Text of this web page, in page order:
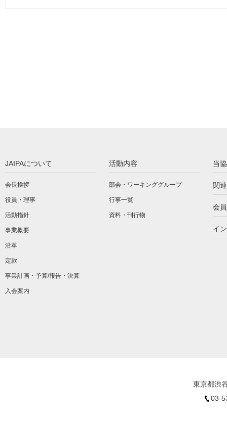
JAIPAについて
会長挨拶
役員・理事
活動指針
事業概要
沿革
定款
事業計画・予算/報告・決算
入会案内
活動内容
部会・ワーキンググループ
行事一覧
資料・刊行物
当
関
会
イ
東京都渋
03-